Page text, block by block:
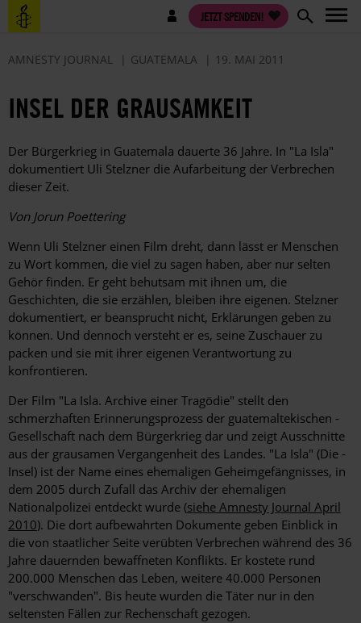
Direkt
zum
Benutzermenü JETZT SPENDEN!
AMNESTY JOURNAL GUATEMALA 19. MAI 2011
INSEL DER GRAUSAMKEIT
Der Bürgerkrieg in Guatemala dauerte 36 Jahre. In "La Isla"
dokumentiert Uli Stelzner die Aufarbeitung der Verbrechen
dieser Zeit.
Von Jorun Poettering
Wenn Uli Stelzner einen Film dreht, dann lässt er Menschen
zu Wort kommen, die viel zu sagen haben, aber nur selten
Gehör finden. Er geht behutsam mit ihnen um, die
Geschichten, die sie erzählen, bleiben ihre eigenen. Stelzner
dokumentiert, er beansprucht nicht, Erklärungen geben zu
können. Und dennoch versteht er es, seine Zuschauer zu
packen und sie mit ihrer eigenen Verantwortung zu
konfrontieren.
Der Film "La Isla. Archive einer Tragödie" stellt den
schmerzhaften Erinnerungsprozess der guatemaltekischen ­
Gesellschaft nach dem Bürgerkrieg dar und zeigt Ausschnitte
aus der grausamen Vergangenheit des Landes. "La Isla" (Die ­
Insel) ist der Name eines ehemaligen Geheimgefängnisses, in
dem 2005 durch Zufall das Archiv der ehemaligen
Nationalpolizei entdeckt wurde (siehe Amnesty Journal April
2010). Die dort aufbewahrten Dokumente geben Einblick in
die von staatlicher Seite verübten Verbrechen während des 36
Jahre dauernden ­bewaffneten Konflikts. Er kostete rund
200.000 Menschen das Leben, weitere 40.000 Personen
"verschwanden". Bis heute wurden die Täter nur in den
seltensten Fällen zur Rechenschaft gezogen.